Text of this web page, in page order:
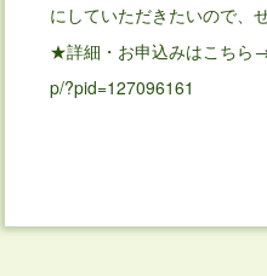
にしていただきたいので、
★詳細・お申込みはこちら
p/?pid=127096161